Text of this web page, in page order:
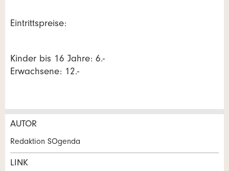
Eintrittspreise:
Kinder bis 16 Jahre: 6.-
Erwachsene: 12.-
Anzeige beanstanden
Ihr Feedback wird sehr geschätzt!
Anzeige weiterempfehlen
Empfehlen Sie diese Anzeige an Freunde weiter.
AUTOR
Redaktion SOgenda
LINK